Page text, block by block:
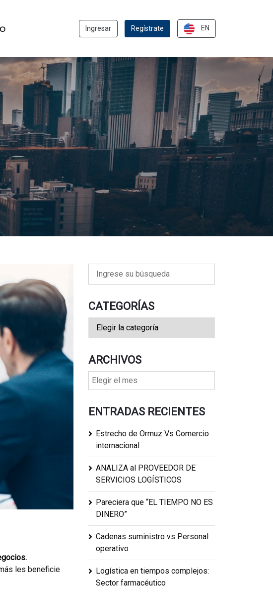
Ingresar Regístrate EN
les beneficie
CATEGORÍAS
ARCHIVOS
ENTRADAS RECIENTES
Estrecho de Ormuz Vs Comercio
internacional
ANALIZA al PROVEEDOR DE
SERVICIOS LOGÍSTICOS
Pareciera que “EL TIEMPO NO ES
DINERO”
Cadenas suministro vs Personal
operativo
Logística en tiempos complejos:
Sector farmacéutico